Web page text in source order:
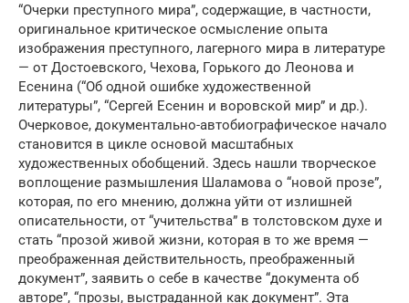
“Очерки преступного мира”, содержащие, в частности,
оригинальное критическое осмысление опыта
изображения преступного, лагерного мира в литературе
— от Достоевского, Чехова, Горького до Леонова и
Есенина (“Об одной ошибке художественной
литературы”, “Сергей Есенин и воровской мир” и др.).
Очерковое, документально-автобиографическое начало
становится в цикле основой масштабных
художественных обобщений. Здесь нашли творческое
воплощение размышления Шаламова о “новой прозе”,
которая, по его мнению, должна уйти от излишней
описательности, от “учительства” в толстовском духе и
стать “прозой живой жизни, которая в то же время —
преображенная действительность, преображенный
документ”, заявить о себе в качестве “документа об
авторе”, “прозы, выстраданной как документ”. Эта